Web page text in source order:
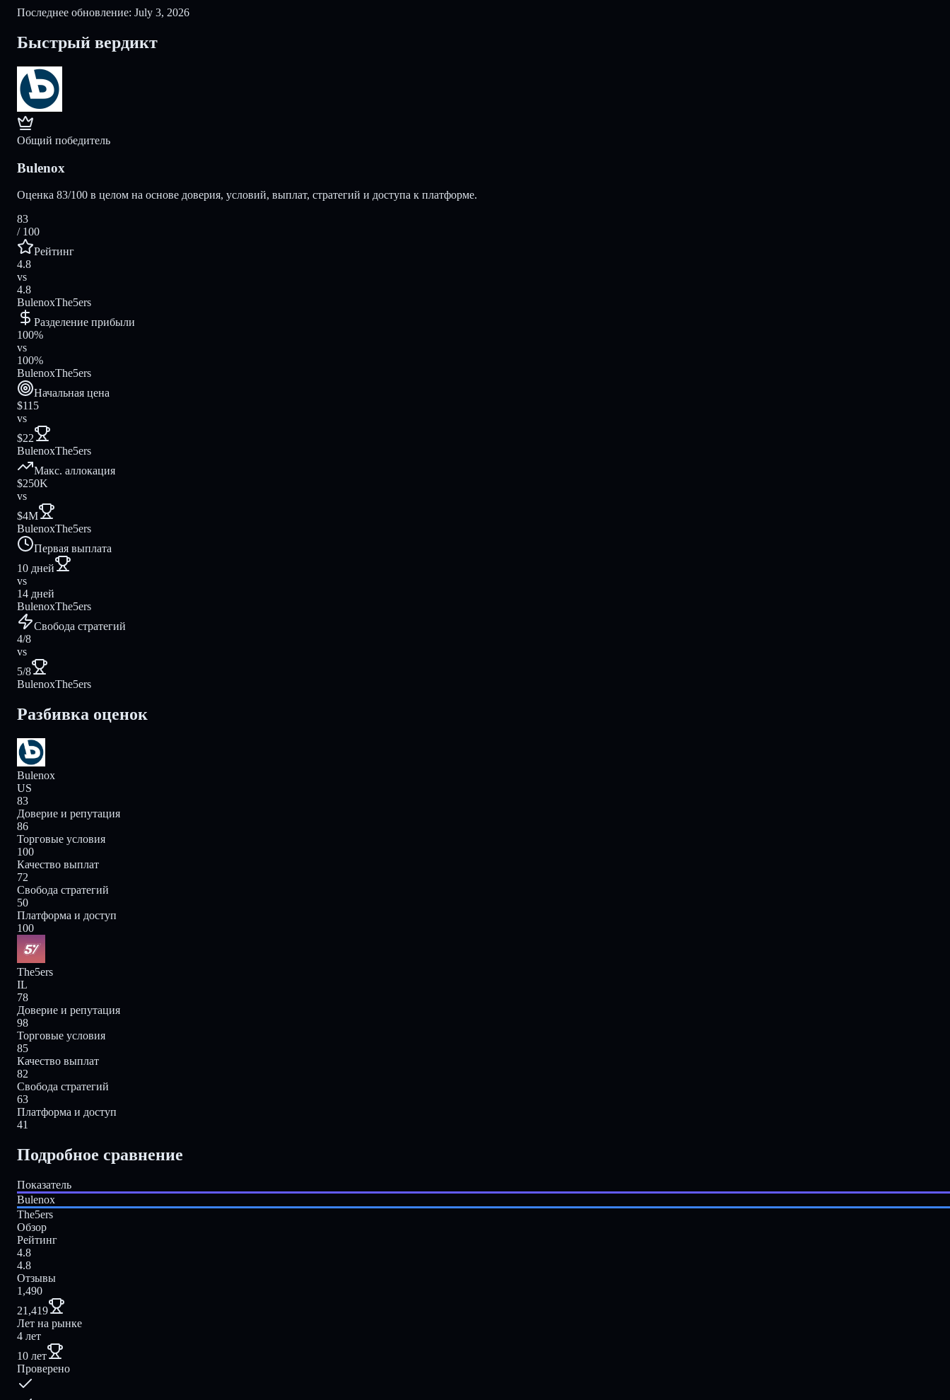
Последнее обновление: July 3, 2026
Быстрый вердикт
Общий победитель
Bulenox
Оценка 83/100 в целом на основе доверия, условий, выплат, стратегий и доступа к платформе.
83
/ 100
Рейтинг
4.8
vs
4.8
BulenoxThe5ers
Разделение прибыли
100%
vs
100%
BulenoxThe5ers
Начальная цена
$115
vs
$22
BulenoxThe5ers
Макс. аллокация
$250K
vs
$4M
BulenoxThe5ers
Первая выплата
10 дней
vs
14 дней
BulenoxThe5ers
Свобода стратегий
4/8
vs
5/8
BulenoxThe5ers
Разбивка оценок
Bulenox
US
83
Доверие и репутация
86
Торговые условия
100
Качество выплат
72
Свобода стратегий
50
Платформа и доступ
100
The5ers
IL
78
Доверие и репутация
98
Торговые условия
85
Качество выплат
82
Свобода стратегий
63
Платформа и доступ
41
Подробное сравнение
Показатель
Bulenox
The5ers
Обзор
Рейтинг
4.8
4.8
Отзывы
1,490
21,419
Лет на рынке
4 лет
10 лет
Проверено